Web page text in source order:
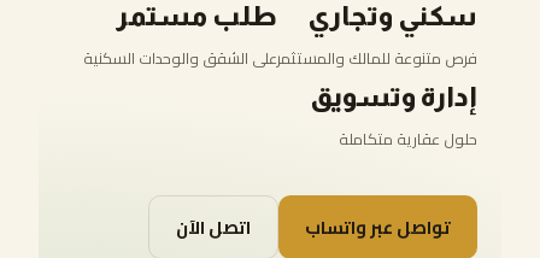
سكني وتجاري
فرص متنوعة للمالك والمستثمر
طلب مستمر
على الشقق والوحدات السكنية
إدارة وتسويق
حلول عقارية متكاملة
تواصل عبر واتساب اتصل الآن